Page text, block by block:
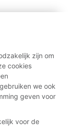
zijn om
cookies
we ook
geven voor
voor de